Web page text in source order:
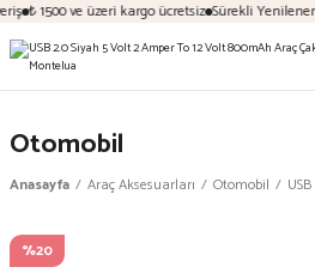
₺ 1500 ve üzeri kargo ücretsiz Sürekli
Otomobil
Anasayfa Araç Aksesuarları Otomobil
%20